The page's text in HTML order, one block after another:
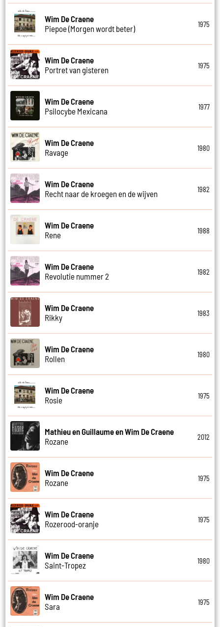
Wim De Craene
Piepoe (Morgen wordt beter)
1975
Wim De Craene
Portret van gisteren
1975
Wim De Craene
Psilocybe Mexicana
1977
Wim De Craene
Ravage
1980
Wim De Craene
Recht naar de kroegen en de wijven
1982
Wim De Craene
Rene
1988
Wim De Craene
Revolutie nummer 2
1982
Wim De Craene
Rikky
1983
Wim De Craene
Rollen
1980
Wim De Craene
Rosie
1975
Mathieu en Guillaume en Wim De Craene
Rozane
2012
Wim De Craene
Rozane
1975
Wim De Craene
Rozerood-oranje
1975
Wim De Craene
Saint-Tropez
1980
Wim De Craene
Sara
1975